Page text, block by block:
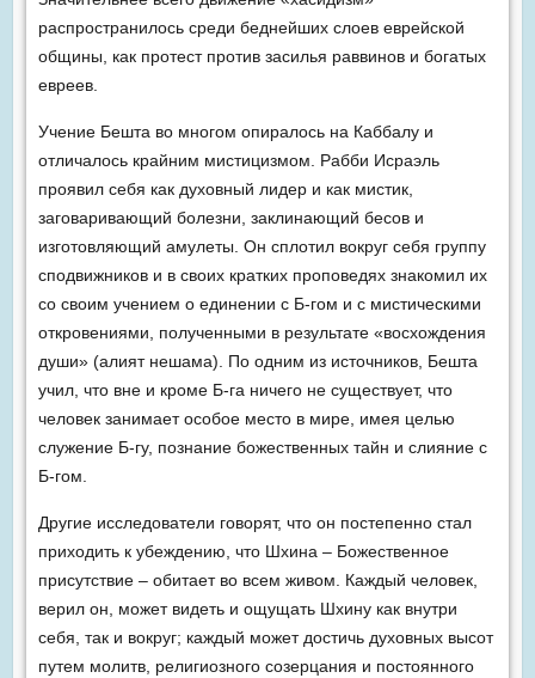
распространилось среди беднейших слоев еврейской
общины, как протест против засилья раввинов и богатых
евреев.
Учение Бешта во многом опиралось на Каббалу и
отличалось крайним мистицизмом. Рабби Исраэль
проявил себя как духовный лидер и как мистик,
заговаривающий болезни, заклинающий бесов и
изготовляющий амулеты. Он сплотил вокруг себя группу
сподвижников и в своих кратких проповедях знакомил их
со своим учением о единении с Б-гом и с мистическими
откровениями, полученными в результате «восхождения
души» (алият нешама). По одним из источников, Бешта
учил, что вне и кроме Б-га ничего не существует, что
человек занимает особое место в мире, имея целью
служение Б-гу, познание божественных тайн и слияние с
Б-гом.
Другие исследователи говорят, что он постепенно стал
приходить к убеждению, что Шхина – Божественное
присутствие – обитает во всем живом. Каждый человек,
верил он, может видеть и ощущать Шхину как внутри
себя, так и вокруг; каждый может достичь духовных высот
путем молитв, религиозного созерцания и постоянного